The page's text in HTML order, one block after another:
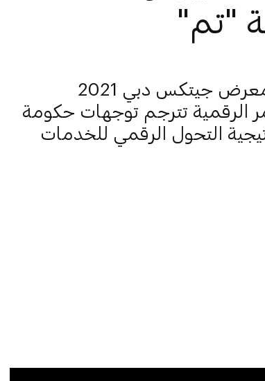
"تم"
جيتكس دبي 2021
الرقمية تترجم توجهات حكومة
التحول الرقمي للخدمات